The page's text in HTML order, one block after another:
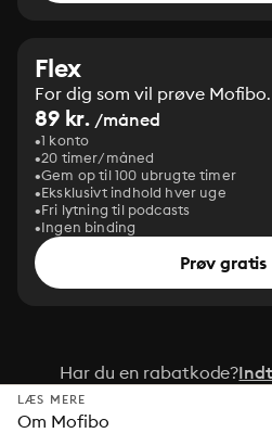
Flex
For dig som vil prøve Mofibo.
89 kr. /måned
1 konto
20 timer/måned
Gem op til 100 ubrugte timer
Eksklusivt indhold hver uge
Fri lytning til podcasts
Ingen binding
Prøv gratis
Har du en rabatkode?
LÆS MERE
Om Mofibo